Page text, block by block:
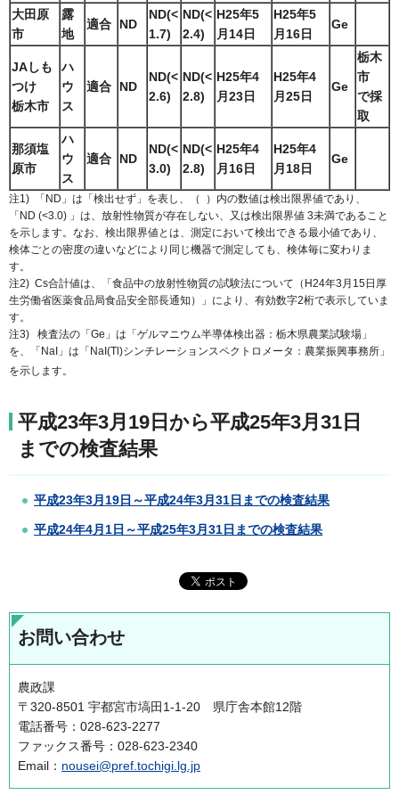
大田原
市
露
地
適合 ND
ND(<
1.7)
ND(<
2.4)
H25年5
月14日
H25年5
月16日
Ge
JAしも
つけ
栃木市
ハ
ウ
ス
適合 ND
ND(<
2.6)
ND(<
2.8)
H25年4
月23日
H25年4
月25日
Ge
栃木
市
で採
取
那須塩
原市
ハ
ウ
ス
適合 ND
ND(<
3.0)
ND(<
2.8)
H25年4
月16日
H25年4
月18日
Ge
注1) 「ND」は「検出せず」を表し、（ ）内の数値は検出限界値であり、
「ND (<3.0) 」は、放射性物質が存在しない、又は検出限界値 3未満であること
を示します。なお、検出限界値とは、測定において検出できる最小値であり、
検体ごとの密度の違いなどにより同じ機器で測定しても、検体毎に変わりま
す。
注2) Cs合計値は、「食品中の放射性物質の試験法について（H24年3月15日厚
生労働省医薬食品局食品安全部長通知）」により、有効数字2桁で表示していま
す。
注3) 検査法の「Ge」は「ゲルマニウム半導体検出器：栃木県農業試験場」
を、「NaI」は「NaI(Tl)シンチレーションスペクトロメータ：農業振興事務所」
を示します。
平成23年3月19日から平成25年3月31日
までの検査結果
平成23年3月19日～平成24年3月31日までの検査結果
平成24年4月1日～平成25年3月31日までの検査結果
お問い合わせ
農政課
〒320-8501 宇都宮市塙田1-1-20 県庁舎本館12階
電話番号：028-623-2277
ファックス番号：028-623-2340
Email： nousei@pref.tochigi.lg.jp